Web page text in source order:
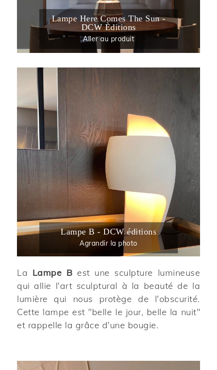
Lampe Here Comes The Sun -
DCW Èditions
Aller au produit
Lampe B - DCW éditions
Agrandir la photo
La Lampe B est une sculpture lumineuse
qui allie l'art sculptural à la beauté de la
lumière qui nous protège de l'obscurité.
Cette lampe est "belle le jour, belle la nuit"
et rappelle la grâce d'une bougie.